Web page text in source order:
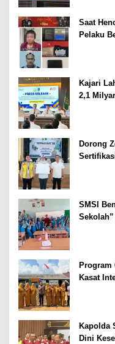
Saat
Pelaku
Kajari
2,1
Dorong
SMSI
Program
Kasat
Kapolda
Dini